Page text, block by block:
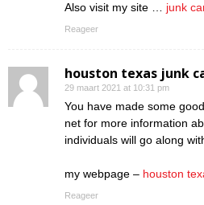
Also visit my site … junk
Reageer
houston texas junk
29 maart 2021 at 10:31 pm
You have made some
net for more information
individuals will go along
my webpage – houston
Reageer